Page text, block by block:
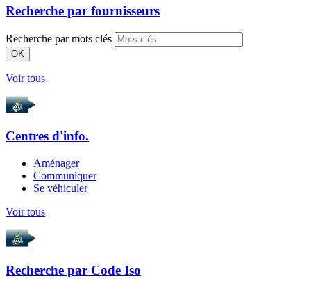
Recherche par fournisseurs
Recherche par mots clés
OK
Voir tous
Centres d'info.
Aménager
Communiquer
Se véhiculer
Voir tous
Recherche par Code Iso